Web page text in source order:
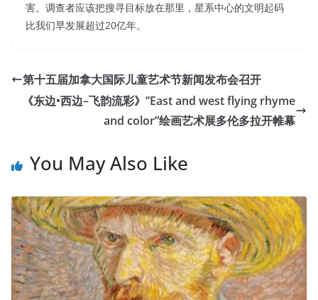
害。调查者应该把搜寻目标放在那里，星系中心的文明起码
比我们早发展超过20亿年。
第十五届加拿大国际儿童艺术节新闻发布会召开
《东边•西边–飞韵流彩》”East and west flying rhyme
and color”绘画艺术展多伦多拉开帷幕
You May Also Like